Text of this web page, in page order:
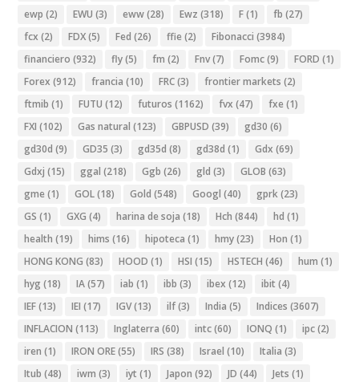
ewp (2) EWU (3) eww(28) Ewz (318) F(1) fb (27)
fcx (2) FDX(5) Fed (26) ffie (2) Fibonacci (3984)
financiero (932) fly(5) fm (2) Fnv(7) Fomc(9) FORD (1)
Forex (912) francia (10) FRC(3) frontier markets (2)
ftmib (1) FUTU (12) futuros (1162) fvx (47) fxe (1)
FXI (102) Gas natural (123) GBPUSD (39) gd30 (6)
gd30d (9) GD35 (3) gd35d (8) gd38d (1) Gdx (69)
Gdxj (15) ggal (218) Ggb (26) gld (3) GLOB (63)
gme (1) GOL(18) Gold (548) Googl (40) gprk(23)
GS (1) GXG (4) harina de soja (18) Hch (844) hd (1)
health (19) hims (16) hipoteca (1) hmy(23) Hon (1)
HONG KONG (83) HOOD (1) HSI (15) HSTECH (46) hum (1)
hyg (18) IA(57) iab (1) ibb (3) ibex (12) ibit (4)
IEF(13) IEI (17) IGV(13) ilf(3) India (5) Indices (3607)
INFLACION (113) Inglaterra (60) intc(60) IONQ (1) ipc(2)
iren (1) IRON ORE(55) IRS (38) Israel (10) Italia (3)
Itub (48) iwm (3) iyt (1) Japon (92) JD (44) Jets (1)